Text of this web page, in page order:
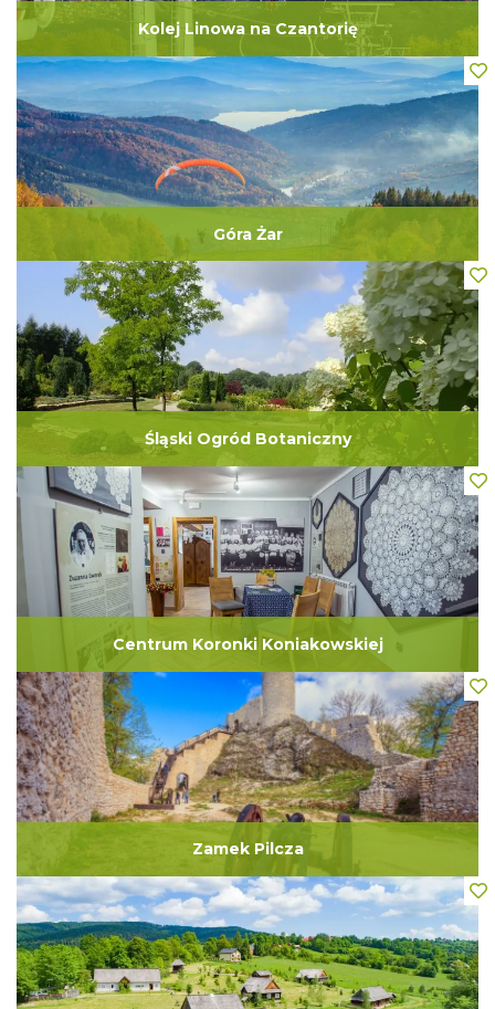
Kolej Linowa na Czantorię
Góra Żar
Śląski Ogród Botaniczny
Centrum Koronki Koniakowskiej
Zamek Pilcza